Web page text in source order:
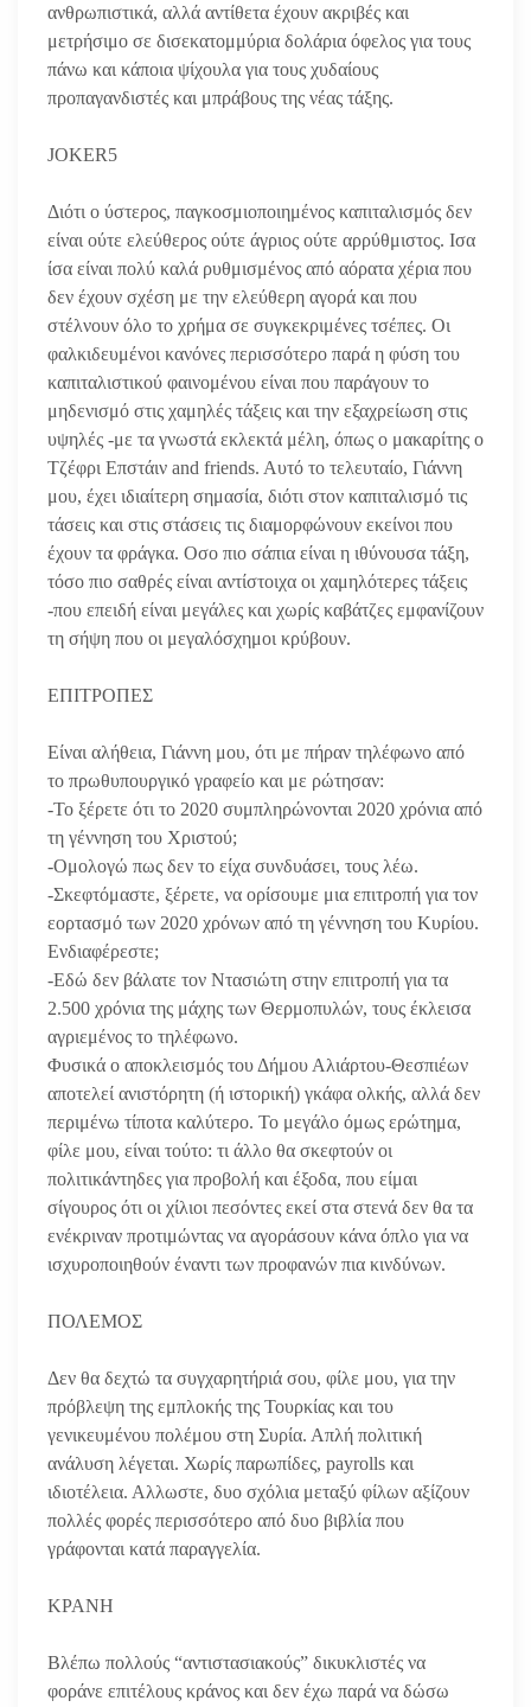
ανθρωπιστικά, αλλά αντίθετα έχουν ακριβές και
μετρήσιμο σε δισεκατομμύρια δολάρια όφελος για τους
πάνω και κάποια ψίχουλα για τους χυδαίους
προπαγανδιστές και μπράβους της νέας τάξης.
JOKER5
Διότι ο ύστερος, παγκοσμιοποιημένος καπιταλισμός δεν
είναι ούτε ελεύθερος ούτε άγριος ούτε αρρύθμιστος. Ισα
ίσα είναι πολύ καλά ρυθμισμένος από αόρατα χέρια που
δεν έχουν σχέση με την ελεύθερη αγορά και που
στέλνουν όλο το χρήμα σε συγκεκριμένες τσέπες. Οι
φαλκιδευμένοι κανόνες περισσότερο παρά η φύση του
καπιταλιστικού φαινομένου είναι που παράγουν το
μηδενισμό στις χαμηλές τάξεις και την εξαχρείωση στις
υψηλές -με τα γνωστά εκλεκτά μέλη, όπως ο μακαρίτης ο
Τζέφρι Επστάιν and friends. Aυτό το τελευταίο, Γιάννη
μου, έχει ιδιαίτερη σημασία, διότι στον καπιταλισμό τις
τάσεις και στις στάσεις τις διαμορφώνουν εκείνοι που
έχουν τα φράγκα. Οσο πιο σάπια είναι η ιθύνουσα τάξη,
τόσο πιο σαθρές είναι αντίστοιχα οι χαμηλότερες τάξεις
-που επειδή είναι μεγάλες και χωρίς καβάτζες εμφανίζουν
τη σήψη που οι μεγαλόσχημοι κρύβουν.
ΕΠΙΤΡΟΠΕΣ
Είναι αλήθεια, Γιάννη μου, ότι με πήραν τηλέφωνο από
το πρωθυπουργικό γραφείο και με ρώτησαν:
-Το ξέρετε ότι το 2020 συμπληρώνονται 2020 χρόνια από
τη γέννηση του Χριστού;
-Ομολογώ πως δεν το είχα συνδυάσει, τους λέω.
-Σκεφτόμαστε, ξέρετε, να ορίσουμε μια επιτροπή για τον
εορτασμό των 2020 χρόνων από τη γέννηση του Κυρίου.
Ενδιαφέρεστε;
-Εδώ δεν βάλατε τον Ντασιώτη στην επιτροπή για τα
2.500 χρόνια της μάχης των Θερμοπυλών, τους έκλεισα
αγριεμένος το τηλέφωνο.
Φυσικά ο αποκλεισμός του Δήμου Αλιάρτου-Θεσπιέων
αποτελεί ανιστόρητη (ή ιστορική) γκάφα ολκής, αλλά δεν
περιμένω τίποτα καλύτερο. Το μεγάλο όμως ερώτημα,
φίλε μου, είναι τούτο: τι άλλο θα σκεφτούν οι
πολιτικάντηδες για προβολή και έξοδα, που είμαι
σίγουρος ότι οι χίλιοι πεσόντες εκεί στα στενά δεν θα τα
ενέκριναν προτιμώντας να αγοράσουν κάνα όπλο για να
ισχυροποιηθούν έναντι των προφανών πια κινδύνων.
ΠΟΛΕΜΟΣ
Δεν θα δεχτώ τα συγχαρητήριά σου, φίλε μου, για την
πρόβλεψη της εμπλοκής της Τουρκίας και του
γενικευμένου πολέμου στη Συρία. Απλή πολιτική
ανάλυση λέγεται. Χωρίς παρωπίδες, payrolls και
ιδιοτέλεια. Αλλωστε, δυο σχόλια μεταξύ φίλων αξίζουν
πολλές φορές περισσότερο από δυο βιβλία που
γράφονται κατά παραγγελία.
ΚΡΑΝΗ
Βλέπω πολλούς “αντιστασιακούς” δικυκλιστές να
φοράνε επιτέλους κράνος και δεν έχω παρά να δώσω